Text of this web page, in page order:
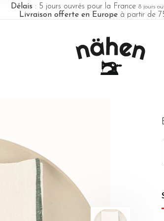
Délais : 5 jours ouvrés pour la France 8 jours
Livraison offerte en Europeà partir de